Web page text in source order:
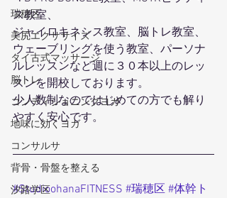
瑞穂区
美尻エクササイズ
タイ古式マッサージ
脳トレ
コンディショニングヨガ
地味に効くヨガ
コンサルサ
背骨・骨盤を整える
汐路学区
ス教室、
ジャイロキネシス教室、脳トレ教室、
ウェーブリングを使う教室、パーソナ
ルレッスンなど週に３０本以上のレッ
スンを開校しております。
少人数制なのではじめての方でも解り
やすく安心です。
#StudioohanaFITNESS #瑞穂区 #体幹ト